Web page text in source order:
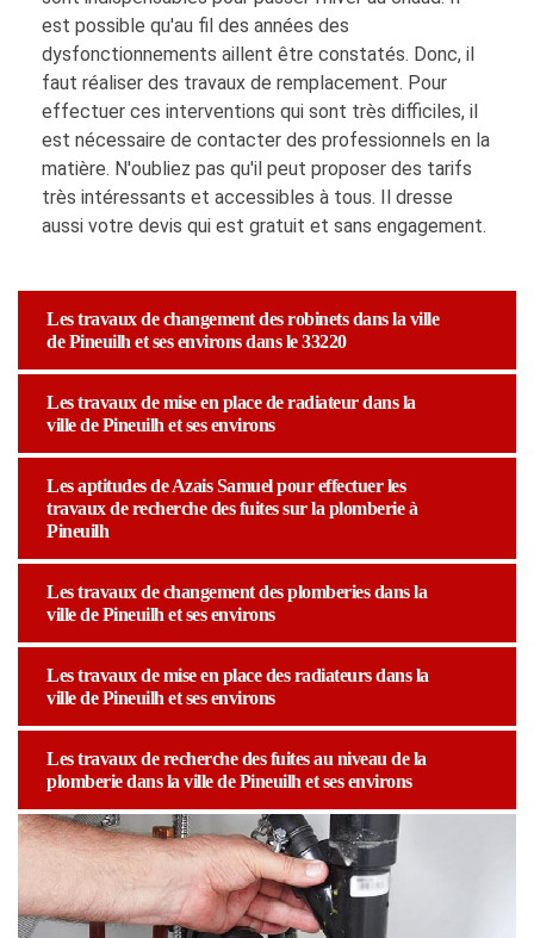
est possible qu'au fil des années des
dysfonctionnements aillent être constatés. Donc, il
faut réaliser des travaux de remplacement. Pour
effectuer ces interventions qui sont très difficiles, il
est nécessaire de contacter des professionnels en la
matière. N'oubliez pas qu'il peut proposer des tarifs
très intéressants et accessibles à tous. Il dresse
aussi votre devis qui est gratuit et sans engagement.
Les travaux de changement des robinets dans la ville
de Pineuilh et ses environs dans le 33220
Les travaux de mise en place de radiateur dans la
ville de Pineuilh et ses environs
Les aptitudes de Azais Samuel pour effectuer les
travaux de recherche des fuites sur la plomberie à
Pineuilh
Les travaux de changement des plomberies dans la
ville de Pineuilh et ses environs
Les travaux de mise en place des radiateurs dans la
ville de Pineuilh et ses environs
Les travaux de recherche des fuites au niveau de la
plomberie dans la ville de Pineuilh et ses environs